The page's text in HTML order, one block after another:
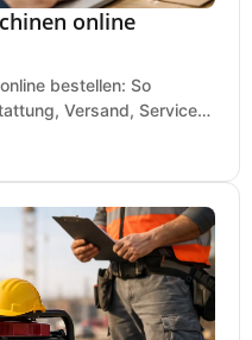
online
bestellen: So
Versand, Service